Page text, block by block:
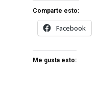
Comparte esto:
Facebook
Me gusta esto: